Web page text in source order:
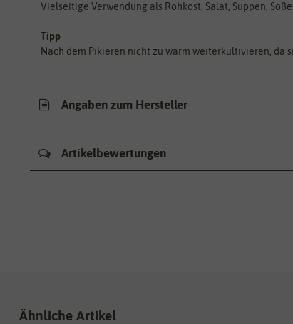
Vielseitige Verwendung als Rohkost, Salat, Suppen,
Tipp
Nach dem Pikieren nicht zu warm weiterkultivieren, da
Angaben zum Hersteller
Artikelbewertungen
Ähnliche Artikel